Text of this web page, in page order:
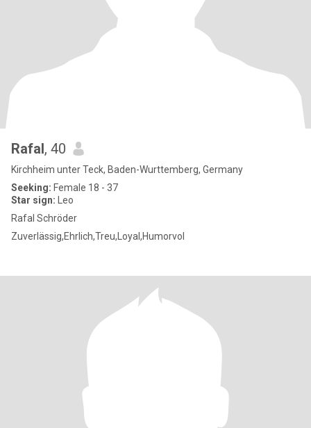
Rafal, 40
Kirchheim unter Teck, Baden-Wurttemberg, Germany
Seeking: Female 18 - 37
Star sign: Leo
Rafal Schröder
Zuverlässig,Ehrlich,Treu,Loyal,Humorvol